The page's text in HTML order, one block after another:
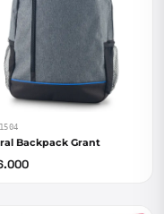
Backpack Grant